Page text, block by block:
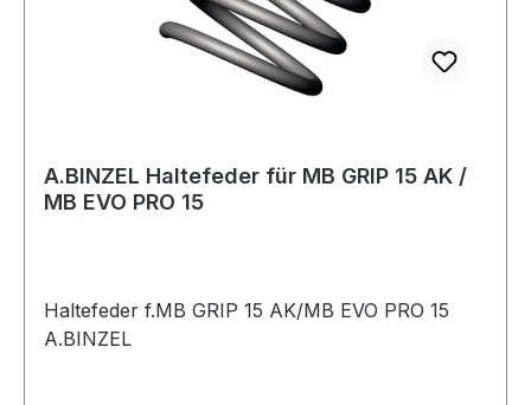
A.BINZEL Haltefeder für MB GRIP 15 AK /
MB EVO PRO 15
Haltefeder f.MB GRIP 15 AK/MB EVO PRO 15
A.BINZEL